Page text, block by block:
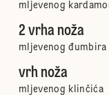
mljevenog
2 vrha noža
mljevenog đumbira
vrh noža
mljevenog klinčića